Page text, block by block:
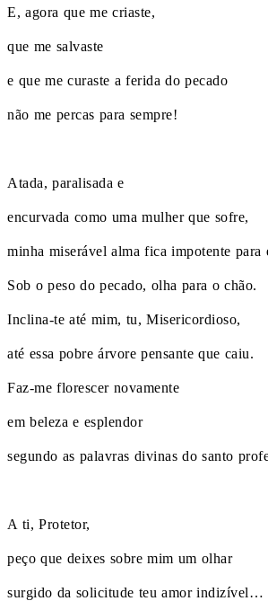
E, agora que me criaste,
que me salvaste
e que me curaste a ferida do pecado
não me percas para sempre!
Atada, paralisada e
encurvada como uma mulher que sofre,
minha miserável alma fica impotente para
Sob o peso do pecado, olha para o chão.
Inclina-te até mim, tu, Misericordioso,
até essa pobre árvore pensante que caiu.
Faz-me florescer novamente
em beleza e esplendor
segundo as palavras divinas do santo
A ti, Protetor,
peço que deixes sobre mim um olhar
surgido da solicitude teu amor indizível…